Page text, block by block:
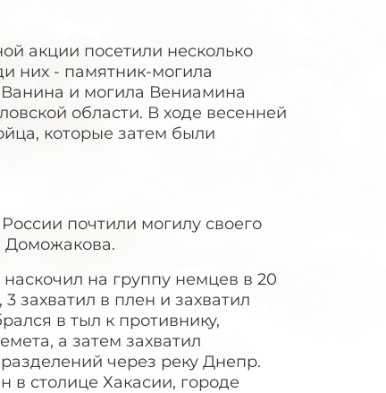
акции посетили несколько
них - памятник-могила
и могила Вениамина
области. В ходе весенней
которые затем были
почтили могилу своего
Доможакова.
на группу немцев в 20
захватил в плен и захватил
в тыл к противнику,
а затем захватил
через реку Днепр.
в столице Хакасии, городе